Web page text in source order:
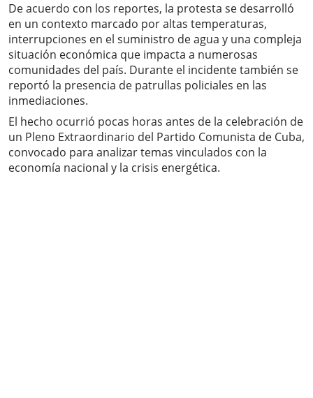
De acuerdo con los reportes, la protesta se desarrolló
en un contexto marcado por altas temperaturas,
interrupciones en el suministro de agua y una compleja
situación económica que impacta a numerosas
comunidades del país. Durante el incidente también se
reportó la presencia de patrullas policiales en las
inmediaciones.
El hecho ocurrió pocas horas antes de la celebración de
un Pleno Extraordinario del Partido Comunista de Cuba,
convocado para analizar temas vinculados con la
economía nacional y la crisis energética.